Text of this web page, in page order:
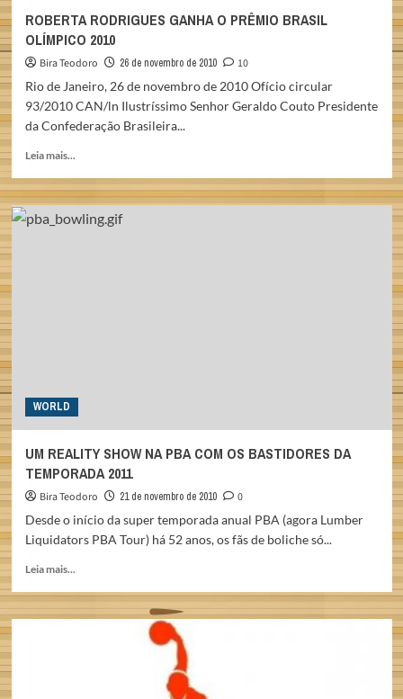
ROBERTA RODRIGUES GANHA O PRÊMIO BRASIL
OLÍMPICO 2010
Bira Teodoro 26 de novembro de 2010
10
Rio de Janeiro, 26 de novembro de 2010 Ofício circular
93/2010 CAN/ln Ilustríssimo Senhor Geraldo Couto Presidente
da Confederação Brasileira...
Leia mais...
about
ROBERTA
RODRIGUES
WORLD
UM REALITY SHOW NA PBA COM OS BASTIDORES DA
TEMPORADA 2011
Bira Teodoro 21 de novembro de 2010
0
Desde o início da super temporada anual PBA (agora Lumber
Liquidators PBA Tour) há 52 anos, os fãs de boliche só...
Leia mais...
about
UM